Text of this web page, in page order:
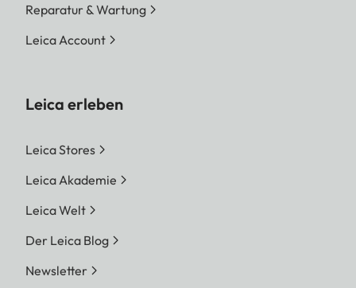
Reparatur & Wartung
Leica Account
Leica erleben
Leica Stores
Leica Akademie
Leica Welt
Der Leica Blog
Newsletter